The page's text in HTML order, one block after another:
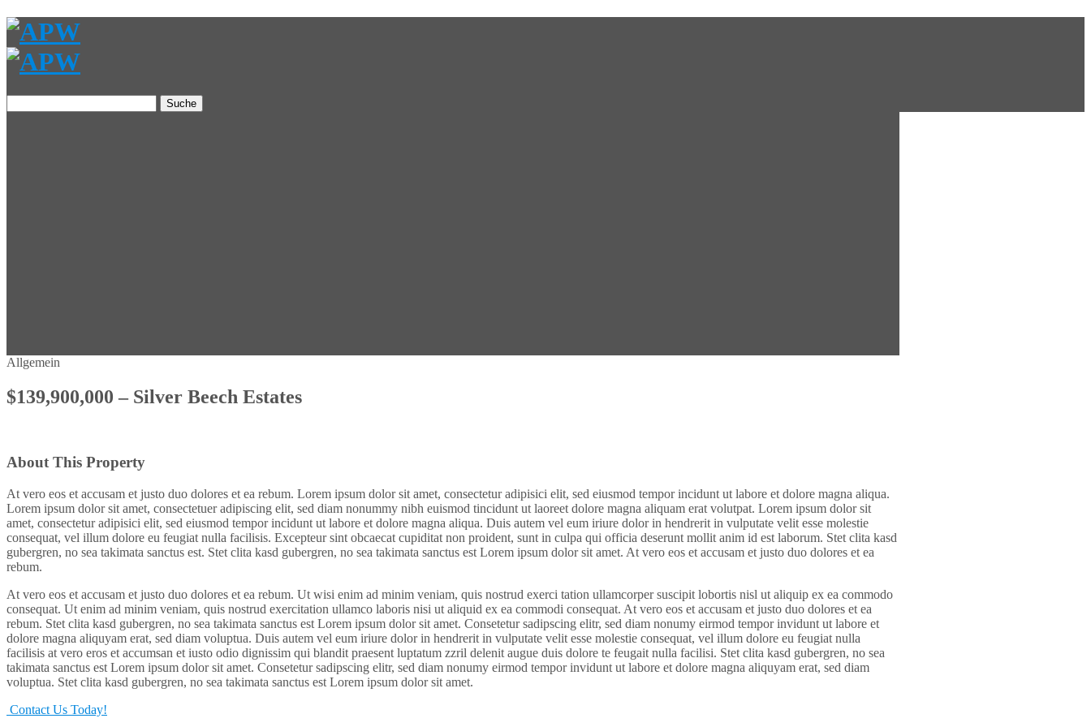
Suche
Allgemein
$139,900,000 – Silver Beech Estates
About This Property
At vero eos et accusam et justo duo dolores et ea rebum. Lorem ipsum dolor sit amet, consectetur adipisici elit, sed eiusmod tempor incidunt ut labore et dolore magna aliqua.
Lorem ipsum dolor sit amet, consectetuer adipiscing elit, sed diam nonummy nibh euismod tincidunt ut laoreet dolore magna aliquam erat volutpat. Lorem ipsum dolor sit
amet, consectetur adipisici elit, sed eiusmod tempor incidunt ut labore et dolore magna aliqua. Duis autem vel eum iriure dolor in hendrerit in vulputate velit esse molestie
consequat, vel illum dolore eu feugiat nulla facilisis. Excepteur sint obcaecat cupiditat non proident, sunt in culpa qui officia deserunt mollit anim id est laborum. Stet clita kasd
gubergren, no sea takimata sanctus est. Stet clita kasd gubergren, no sea takimata sanctus est Lorem ipsum dolor sit amet. At vero eos et accusam et justo duo dolores et ea
rebum.
At vero eos et accusam et justo duo dolores et ea rebum. Ut wisi enim ad minim veniam, quis nostrud exerci tation ullamcorper suscipit lobortis nisl ut aliquip ex ea commodo
consequat. Ut enim ad minim veniam, quis nostrud exercitation ullamco laboris nisi ut aliquid ex ea commodi consequat. At vero eos et accusam et justo duo dolores et ea
rebum. Stet clita kasd gubergren, no sea takimata sanctus est Lorem ipsum dolor sit amet. Consetetur sadipscing elitr, sed diam nonumy eirmod tempor invidunt ut labore et
dolore magna aliquyam erat, sed diam voluptua. Duis autem vel eum iriure dolor in hendrerit in vulputate velit esse molestie consequat, vel illum dolore eu feugiat nulla
facilisis at vero eros et accumsan et iusto odio dignissim qui blandit praesent luptatum zzril delenit augue duis dolore te feugait nulla facilisi. Stet clita kasd gubergren, no sea
takimata sanctus est Lorem ipsum dolor sit amet. Consetetur sadipscing elitr, sed diam nonumy eirmod tempor invidunt ut labore et dolore magna aliquyam erat, sed diam
voluptua. Stet clita kasd gubergren, no sea takimata sanctus est Lorem ipsum dolor sit amet.
Contact Us Today!